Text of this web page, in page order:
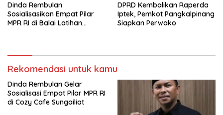
Dinda Rembulan
Sosialisasikan Empat Pilar
MPR RI di Balai Latihan
DPRD Kembalikan Raperda
Iptek, Pemkot Pangkalpinang
Siapkan Perwako
Rekomendasi untuk kamu
Dinda Rembulan Gelar
Sosialisasi Empat Pilar MPR RI
di Cozy Cafe Sungailiat